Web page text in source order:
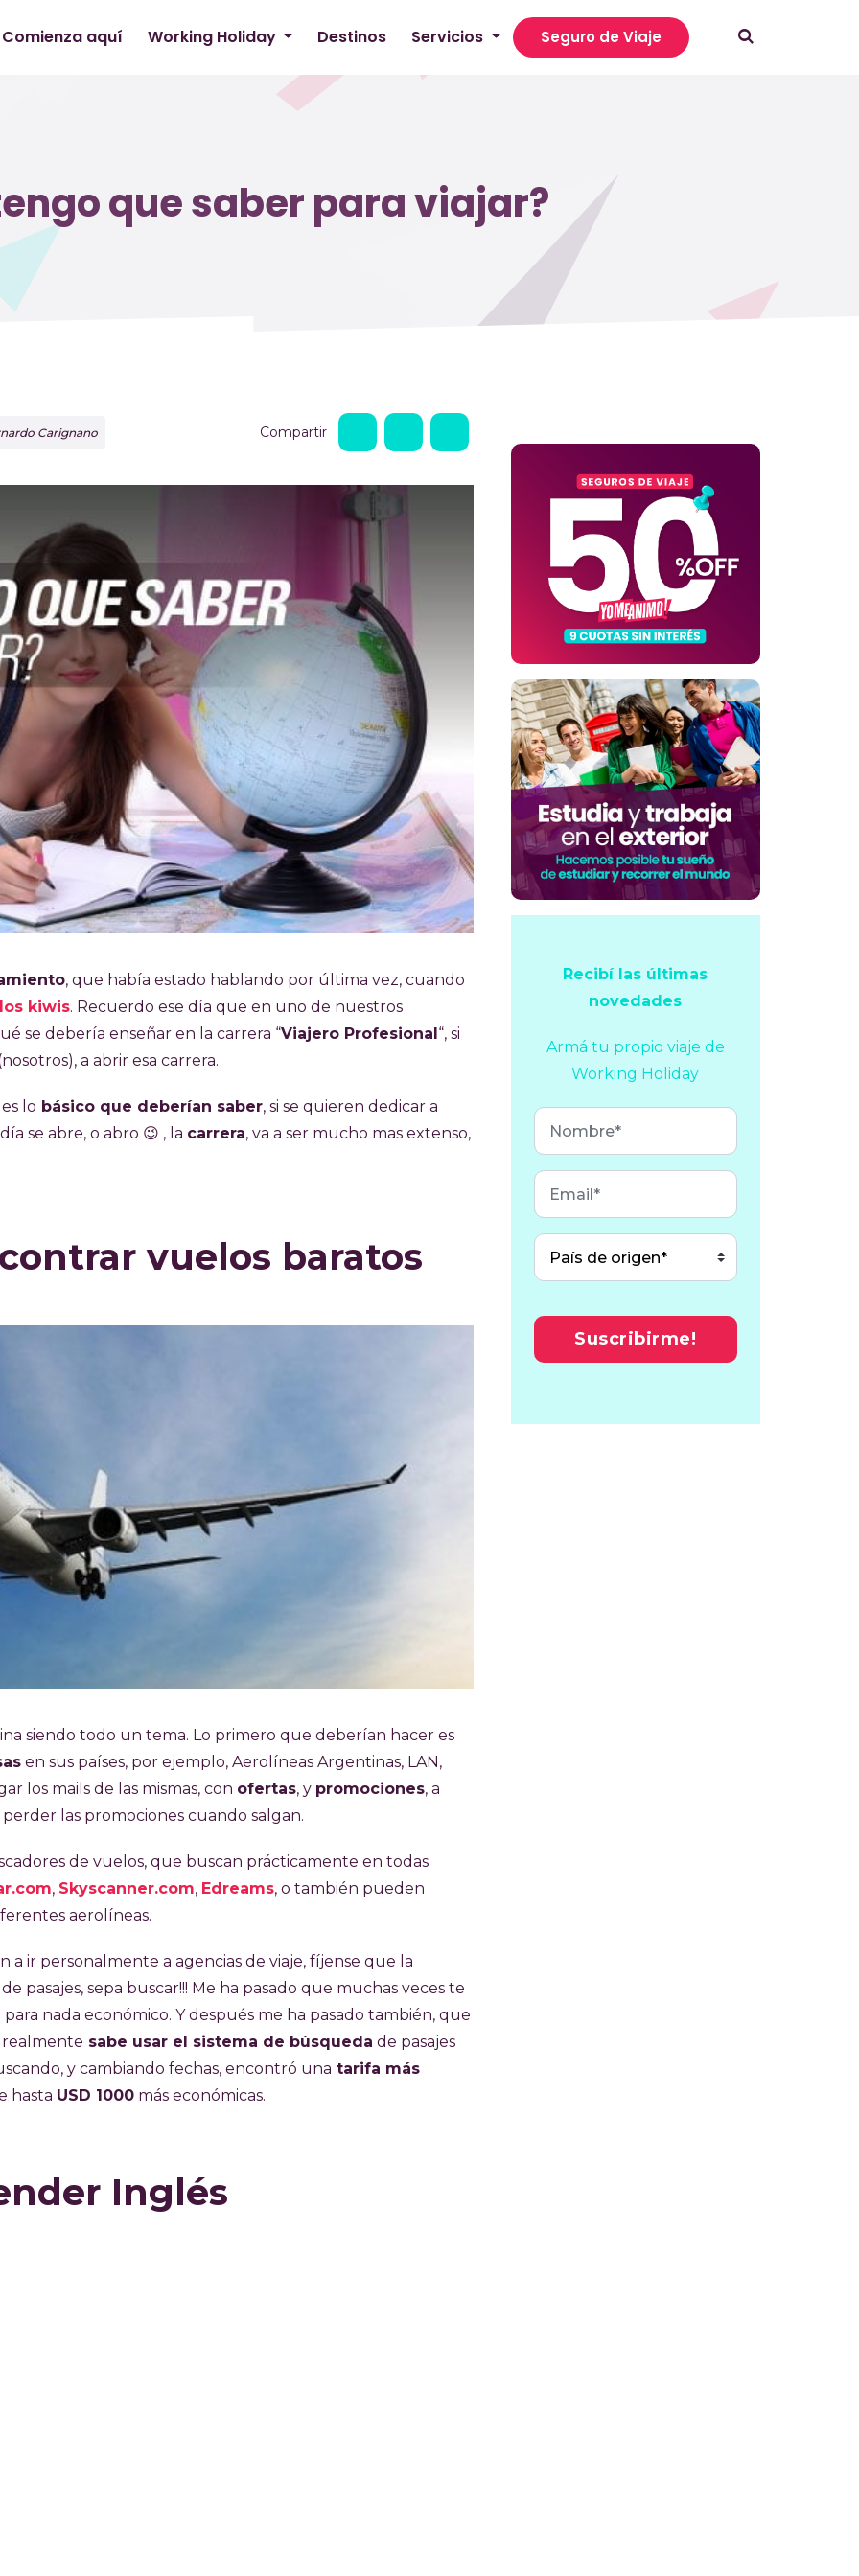
Comienza aquí Working Holiday Destinos Servicios Seguro de Viaje
que saber para viajar?
Carignano Compartir
, que había estado hablando por última vez, cuando
kiwis. Recuerdo ese día que en uno de nuestros
se debería enseñar en la carrera “Viajero Profesional “, si
a abrir esa carrera.
lo básico que deberían saber, si se quieren dedicar a
se abre, o abro 😉 , la carrera, va a ser mucho mas extenso,
vuelos baratos
siendo todo un tema. Lo primero que deberían hacer es
en sus países, por ejemplo, Aerolíneas Argentinas, LAN,
los mails de las mismas, con ofertas, y promociones, a
perder las promociones cuando salgan.
de vuelos, que buscan prácticamente en todas
, Skyscanner.com, Edreams, o también pueden
aerolíneas.
a ir personalmente a agencias de viaje, fíjense que la
pasajes, sepa buscar!!! Me ha pasado que muchas veces te
nada económico. Y después me ha pasado también, que
realmente sabe usar el sistema de búsqueda de pasajes
y cambiando fechas, encontró una tarifa más
hasta USD 1000 más económicas.
Inglés
Recibí las últimas
novedades
Armá tu propio viaje de
Working Holiday